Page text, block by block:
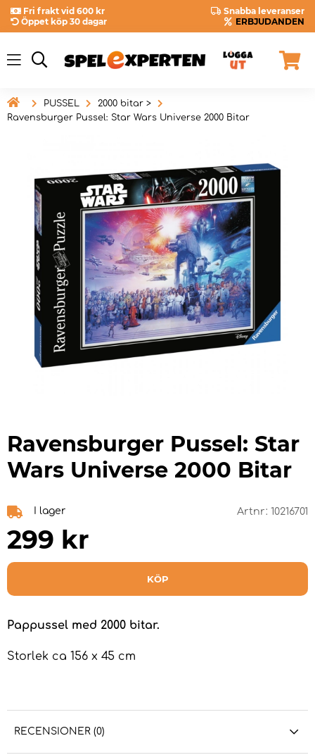
Fri frakt vid 600 kr
Snabba leveranser
Öppet köp 30 dagar
ERBJUDANDEN
 PUSSEL
2000 bitar >
Ravensburger Pussel: Star Wars Universe 2000 Bitar
Ravensburger Pussel: Star
Wars Universe 2000 Bitar
I lager Artnr: 10216701
299 kr
KÖP
Pappussel med 2000 bitar.
Storlek ca 156 x 45 cm
RECENSIONER (0)